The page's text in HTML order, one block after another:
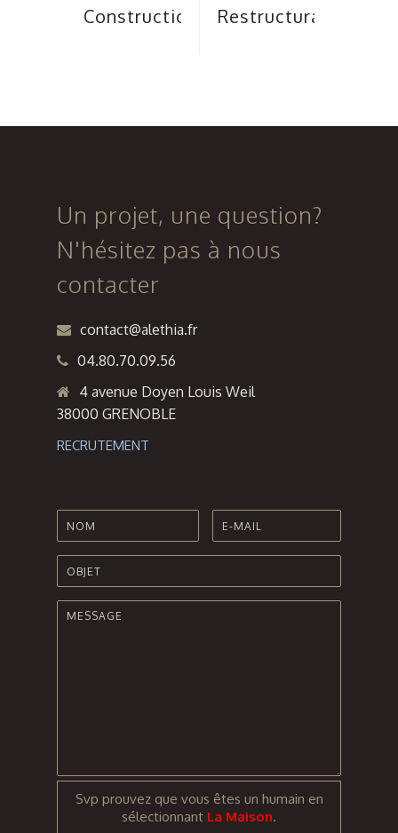
Construction
Saint
Restructuration
Fernand
Bournay
Un projet, une question?
N'hésitez pas à nous
contacter
contact@alethia.fr
04.80.70.09.56
4 avenue Doyen Louis Weil
38000 GRENOBLE
RECRUTEMENT
Svp prouvez que vous êtes un humain en
sélectionnant La Maison.